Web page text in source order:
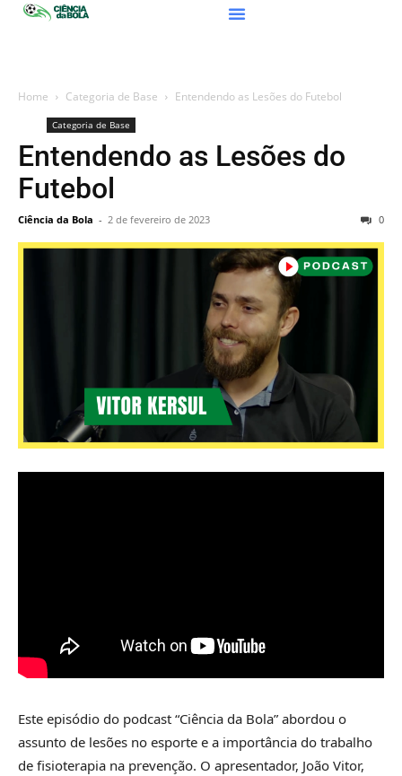
Home Categoria de Base Entendendo as Lesões do Futebol
Categoria de Base
Entendendo as Lesões do
Futebol
Ciência da Bola - 2 de fevereiro de 2023 0
Este episódio do podcast “Ciência da Bola” abordou o
assunto de lesões no esporte e a importância do trabalho
de fisioterapia na prevenção. O apresentador, João Vitor,